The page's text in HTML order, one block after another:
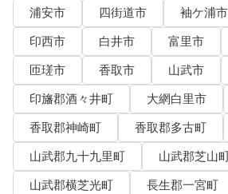
浦安市
四街道市 袖ケ浦市
印西市
白井市 富里市
匝瑳市
香取市 山武市
印旛郡酒々井町
大網白里市
香取郡神崎町
香取郡多古町
山武郡九十九里町
山武郡芝山
山武郡横芝光町
長生郡一宮町